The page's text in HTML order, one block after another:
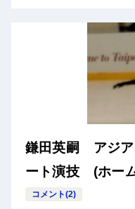
鎌田英嗣 アジ
ート演技 (ホー
コメント(2)